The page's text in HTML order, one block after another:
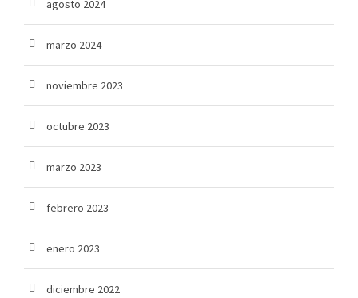
agosto 2024
marzo 2024
noviembre 2023
octubre 2023
marzo 2023
febrero 2023
enero 2023
diciembre 2022